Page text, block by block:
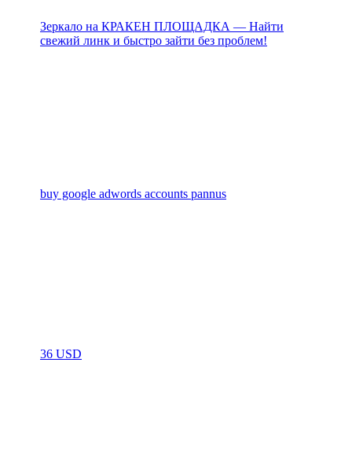
Зеркало на КРАКЕН ПЛОЩАДКА — Найти
свежий линк и быстро зайти без проблем!
buy google adwords accounts pannus
36 USD